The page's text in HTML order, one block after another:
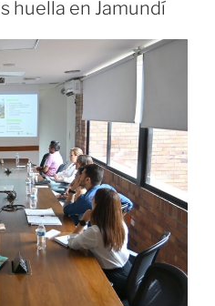
huella en Jamundí